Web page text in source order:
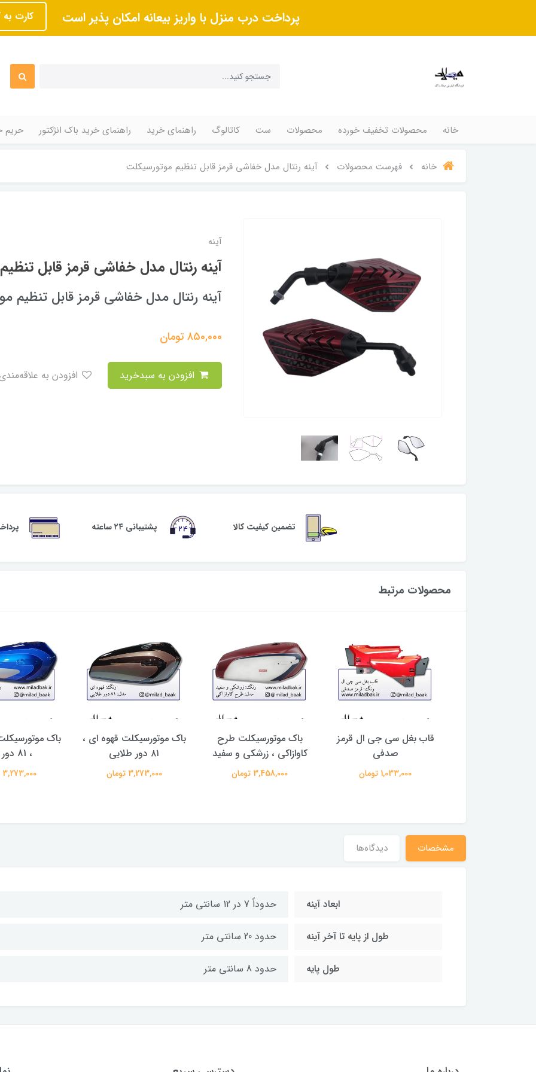
پرداخت درب منزل با واریز بیعانه امکان پذیر است کارت به
خانه محصولات تخفیف خورده محصولات ست کاتالوگ راهنمای خرید راهنمای خرید باک انژکتور
خانه فهرست محصولات آینه رنتال مدل خفاشی قرمز قابل تنظیم موتورسیکلت
آینه
آینه رنتال مدل خفاشی قرمز قابل
آینه رنتال مدل خفاشی قرمز قابل تنظیم
850,000تومان
تضمین کیفیت کالا پشتیبانی ۲۴ ساعته
محصولات مرتبط
قاب بغل سی جی ال قرمز
صدفی
1,033,000 تومان
باک موتورسیکلت طرح
کاوازاکی ، زرشکی و سفید
3,458,000 تومان
باک موتورسیکلت قهوه ای ،
۸۱ دور طلایی
3,273,000 تومان
باک
، 81 دور آبی
3,273,000 تومان
مشخصات دیدگاه‌ها
ابعاد آینه حدوداً 7 در 12 سانتی متر
طول از پایه تا آخر آینه حدود 20 سانتی متر
طول پایه حدود 8 سانتی متر